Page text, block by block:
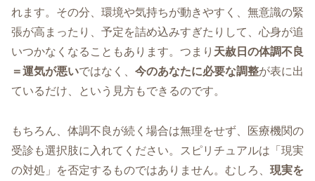
れます。その分、環境や気持ちが動きやすく、無意識の緊
張が高まったり、予定を詰め込みすぎたりして、心身が追
いつかなくなることもあります。つまり 天赦日の体調不良
＝運気が悪いではなく、 今のあなたに必要な調整が表に出
ているだけ、という見方もできるのです。
もちろん、体調不良が続く場合は無理をせず、医療機関の
受診も選択肢に入れてください。スピリチュアルは「現実
の対処」を否定するものではありません。むしろ、 現実を